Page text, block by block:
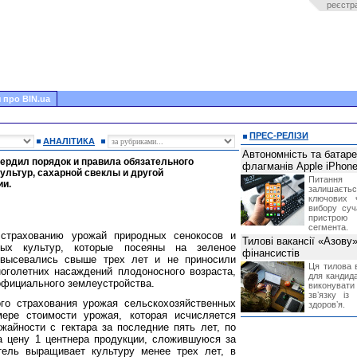
про BIN.ua
АНАЛІТИКА
порядок и правила обязательного
сахарной свеклы и другой
урожай природных сенокосов и
культур, которые посеяны на зеленое
свыше трех лет и не приносили
насаждений плодоносного возраста,
землеустройства.
страхования урожая сельскохозяйственных
стоимости урожая, которая исчисляется
с гектара за последние пять лет, по
цену 1 центнера продукции, сложившуюся за
выращивает культуру менее трех лет, в
ПРЕС-РЕЛІЗИ
Автономність та
флагманів Apple
Питання
ключових
вибору
сегмента.
Тилові вакансії
фінансистів
Ця тилова
для
звʼязку
здоровʼя.